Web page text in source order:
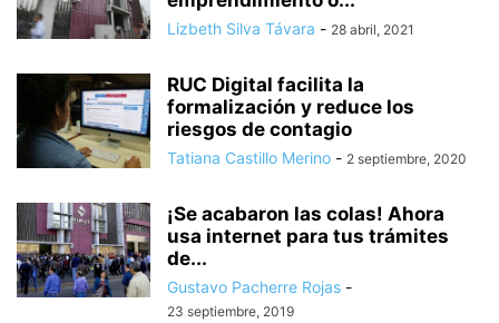
Lizbeth Silva Távara - 28 abril, 2021
RUC Digital facilita la
formalización y reduce los
riesgos de contagio
Tatiana Castillo Merino - 2 septiembre, 2020
¡Se acabaron las colas! Ahora
usa internet para tus trámites
de...
Gustavo Pacherre Rojas -
23 septiembre, 2019